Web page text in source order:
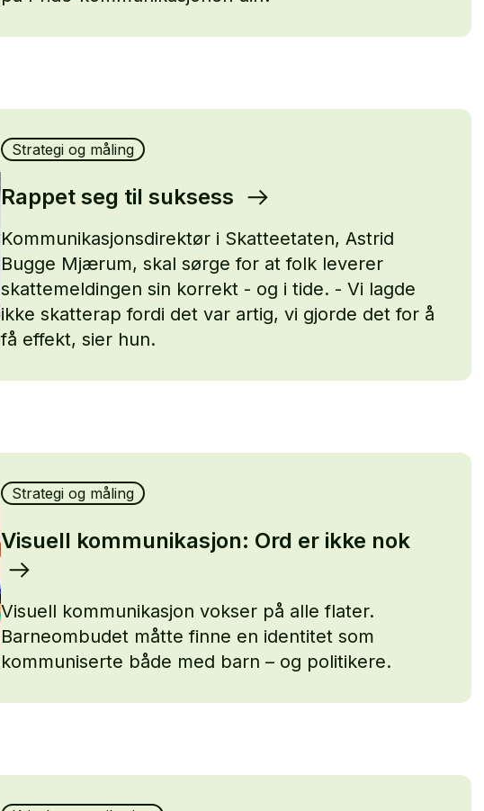
Strategi og måling
Rappet seg til suksess
Kommunikasjonsdirektør i Skatteetaten, Astrid
Bugge Mjærum, skal sørge for at folk leverer
skattemeldingen sin korrekt - og i tide. - Vi lagde
ikke skatterap fordi det var artig, vi gjorde det for å
få effekt, sier hun.
Strategi og måling
Visuell kommunikasjon: Ord er ikke nok
Visuell kommunikasjon vokser på alle flater.
Barneombudet måtte finne en identitet som
kommuniserte både med barn – og politikere.